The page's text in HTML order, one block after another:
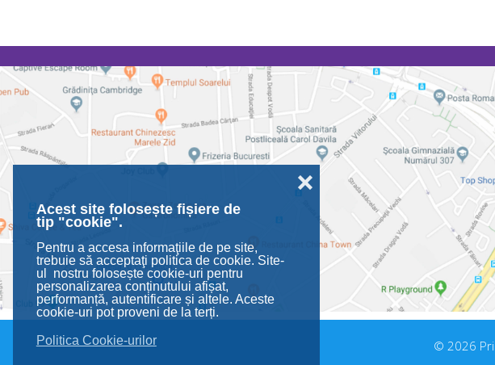
Acest site folosește fișiere de
tip "cookie".
Pentru a accesa informaţiile de pe site,
trebuie să acceptaţi politica de cookie. Site-
ul nostru folosește cookie-uri pentru
personalizarea conținutului afișat,
performanță, autentificare și altele. Aceste
cookie-uri pot proveni de la terți.
Politica Cookie-urilor
❌
© 2026